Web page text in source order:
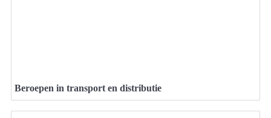
Beroepen in transport en distributie